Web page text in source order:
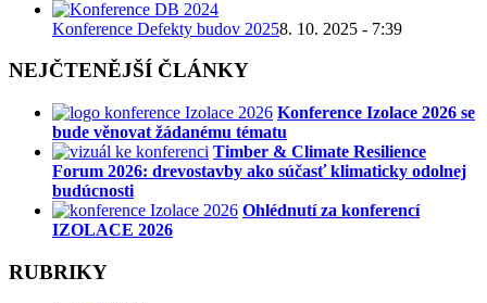
Konference Defekty budov 20258. 10. 2025 - 7:39
NEJČTENĚJŠÍ ČLÁNKY
Konference Izolace 2026 se
bude věnovat žádanému tématu
Timber & Climate Resilience
Forum 2026: drevostavby ako súčasť klimaticky odolnej
budúcnosti
Ohlédnutí za konferencí
IZOLACE 2026
RUBRIKY